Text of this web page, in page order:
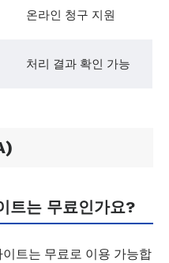
온라인 청구 지원
처리 결과 확인 가능
트는 무료인가요?
트는 무료로 이용 가능합